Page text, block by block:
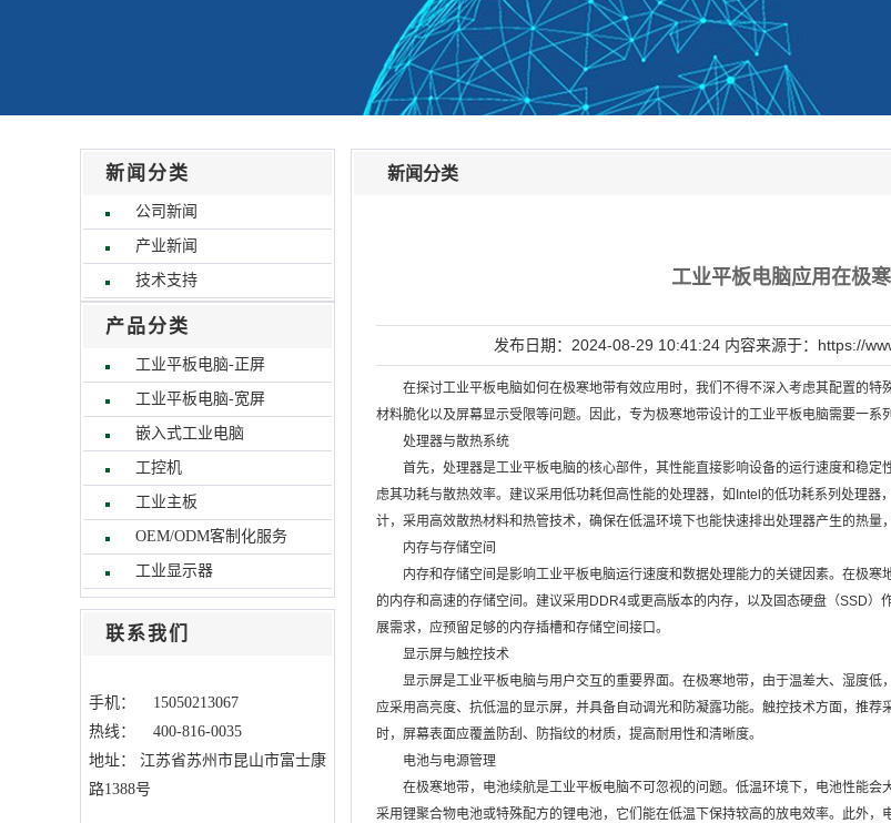
新闻分类
公司新闻
产业新闻
技术支持
产品分类
工业平板电脑-正屏
工业平板电脑-宽屏
嵌入式工业电脑
工控机
工业主板
OEM/ODM客制化服务
工业显示器
联系我们
手机： 15050213067
热线： 400-816-0035
地址： 江苏省苏州市昆山市富士康
路1388号
新闻分类
工业平板电脑应用在极
发布日期：2024-08-29 10:41:24 内容来源于： https://
在探讨工业平板电脑如何在极寒地带有效应用时，我们不得不深入考虑其配置的
材料脆化以及屏幕显示受限等问题。因此，专为极寒地带设计的工业平板电脑需要一系
处理器与散热系统
首先，处理器是工业平板电脑的核心部件，其性能直接影响设备的运行速度和稳
虑其功耗与散热效率。建议采用低功耗但高性能的处理器，如Intel的低功耗系列处理
计，采用高效散热材料和热管技术，确保在低温环境下也能快速排出处理器产生的热量
内存与存储空间
内存和存储空间是影响工业平板电脑运行速度和数据处理能力的关键因素。在极
的内存和高速的存储空间。建议采用DDR4或更高版本的内存，以及固态硬盘（SSD
展需求，应预留足够的内存插槽和存储空间接口。
显示屏与触控技术
显示屏是工业平板电脑与用户交互的重要界面。在极寒地带，由于温差大、湿度
应采用高亮度、抗低温的显示屏，并具备自动调光和防凝露功能。触控技术方面，推
时，屏幕表面应覆盖防刮、防指纹的材质，提高耐用性和清晰度。
电池与电源管理
在极寒地带，电池续航是工业平板电脑不可忽视的问题。低温环境下，电池性能
采用锂聚合物电池或特殊配方的锂电池，它们能在低温下保持较高的放电效率。此外